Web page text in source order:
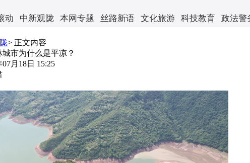
动 中新观陇 本网专题 丝路新语 文化旅游 科技教育 政法警
> 正文内容
市为什么是平凉？
07月18日 15:25